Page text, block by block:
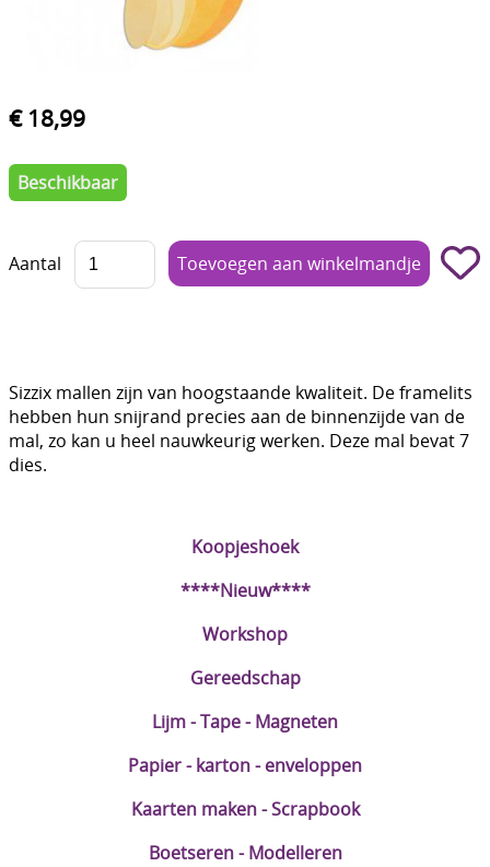
Boetseren - Modelleren
Bullet Journalling
Tekenen - Schrijven - kleuren
Basis
Kleurboeken en Handboeken
Cadeaubon
Diversen
Koopjeshoek
****Nieuw****
Workshop
Gereedschap
Lijm - Tape - Magneten
Papier - karton - enveloppen
Kaarten maken - Scrapbook
Boetseren - Modelleren
€ 18,99
Beschikbaar
Aantal
Sizzix mallen zijn van hoogstaande kwaliteit. De framelits
hebben hun snijrand precies aan de binnenzijde van de
mal, zo kan u heel nauwkeurig werken. Deze mal bevat 7
dies.